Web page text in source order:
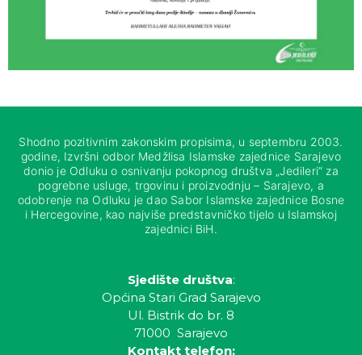
Shodno pozitivnim zakonskim propisima, u septembru 2003.
godine, Izvršni odbor Medžlisa Islamske zajednice Sarajevo
donio je Odluku o osnivanju pokopnog društva „Jedileri“ za
pogrebne usluge, trgovinu i proizvodnju – Sarajevo, a
odobrenje na Odluku je dao Sabor Islamske zajednice Bosne
i Hercegovine, kao najviše predstavničko tijelo u Islamskoj
zajednici BiH.
Sjedište društva:
Općina Stari Grad Sarajevo
Ul. Bistrik do br. 8
71000 Sarajevo
Kontakt telefon: